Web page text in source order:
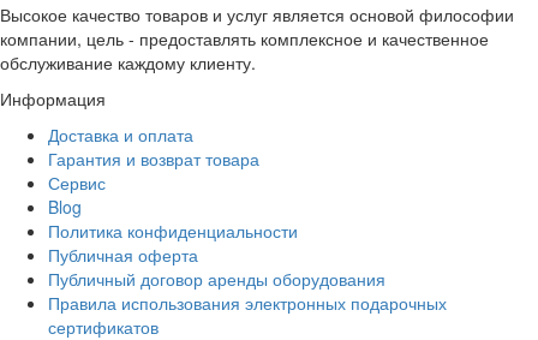
Высокое качество товаров и услуг является основой философии
компании, цель - предоставлять комплексное и качественное
обслуживание каждому клиенту.
Информация
Доставка и оплата
Гарантия и возврат товара
Сервис
Blog
Политика конфиденциальности
Публичная оферта
Публичный договор аренды оборудования
Правила использования электронных подарочных
сертификатов